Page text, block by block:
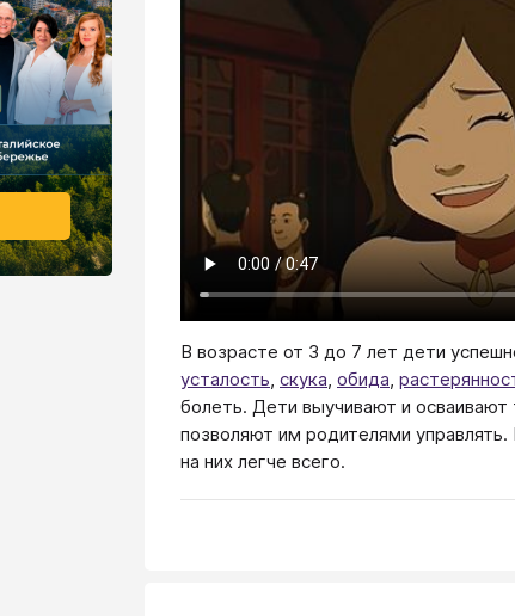
В возрасте от 3 до 7 лет дети
усталость скука обида
болеть. Дети выучивают и
позволяют им родителями
на них легче всего.